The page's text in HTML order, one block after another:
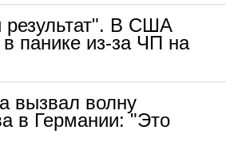
результат". В США
панике из-за ЧП на
вызвал волну
в Германии: "Это